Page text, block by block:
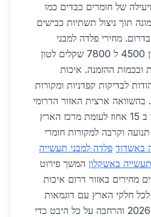
של חומרים כבדים כמו
תוך ניצול תשתיות כבישים
מחירי פלדה למבני
תעשייה בדימונה נעים בין 4500 ל 7800 שקלים לטון
באיכות ובכמות ההזמנה. איכות
לבדיקות קפדניות ומקורות
בהשוואה ארצית האזור הדרומי
מציע עלויות נמוכות יותר ב 15 אחוז לעומת מרכז הארץ
וקרבה למקורות חומרי
באשדוד פלדה למבני תעשייה
באשקלון המשך פירוט
מחירים באזור דרום איכות
חלקי הארץ עם דוגמאות
מספריות בשקלים לשנת 2026 והרחבה על כל היבט כדי